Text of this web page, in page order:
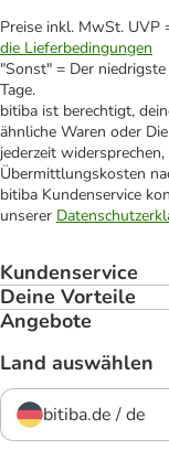
Preise inkl. MwSt. UVP
die Lieferbedingungen
"Sonst" = Der
Tage.
bitiba ist berechtigt,
ähnliche Waren oder
jederzeit
Übermittlungskosten
bitiba Kundenservice
unserer
Kundenservice
Deine Vorteile
Angebote
Land auswählen
bitiba.de / de